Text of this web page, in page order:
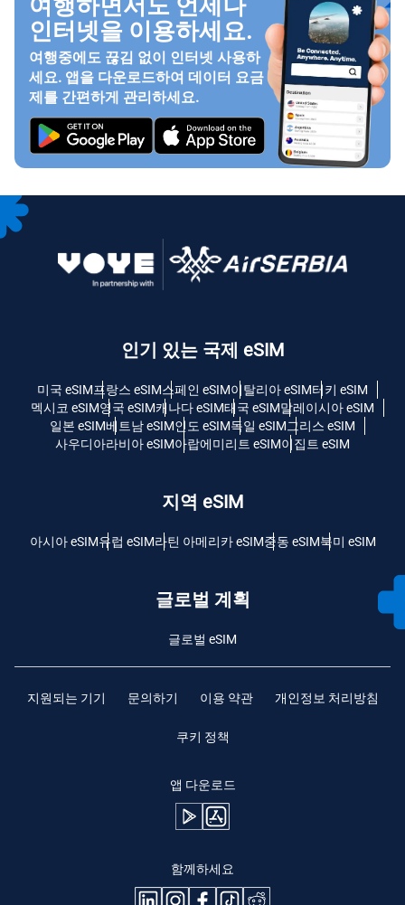
여행하면서도 언제나
인터넷을 이용하세요.
여행중에도 끊김 없이 인터넷 사용하
세요. 앱을 다운로드하여 데이터 요금
제를 간편하게 관리하세요.
인기 있는 국제 eSIM
미국 eSIM프랑스 eSIM스페인 eSIM이탈리아 eSIM터키 eSIM
멕시코 eSIM영국 eSIM캐나다 eSIM태국 eSIM말레이시아 eSIM
일본 eSIM베트남 eSIM인도 eSIM독일 eSIM그리스 eSIM
사우디아라비아 eSIM아랍에미리트 eSIM이집트 eSIM
지역 eSIM
아시아 eSIM유럽 ​​eSIM라틴 아메리카 eSIM중동 eSIM북미 eSIM
글로벌 계획
글로벌 eSIM
지원되는 기기 문의하기 이용 약관 개인정보 처리방침
쿠키 정책
앱 다운로드
함께하세요